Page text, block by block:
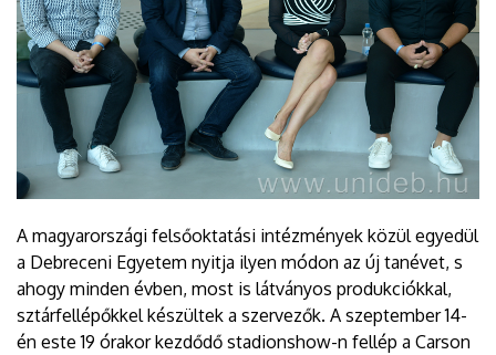
A magyarországi felsőoktatási intézmények közül egyedül
a Debreceni Egyetem nyitja ilyen módon az új tanévet, s
ahogy minden évben, most is látványos produkciókkal,
sztárfellépőkkel készültek a szervezők. A szeptember 14-
én este 19 órakor kezdődő stadionshow-n fellép a Carson